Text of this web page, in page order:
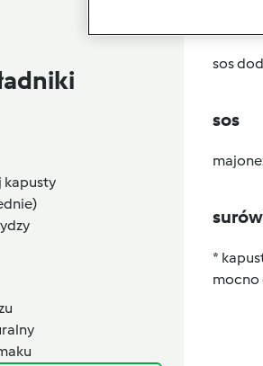
kapusty
sos
sos
*
mocno